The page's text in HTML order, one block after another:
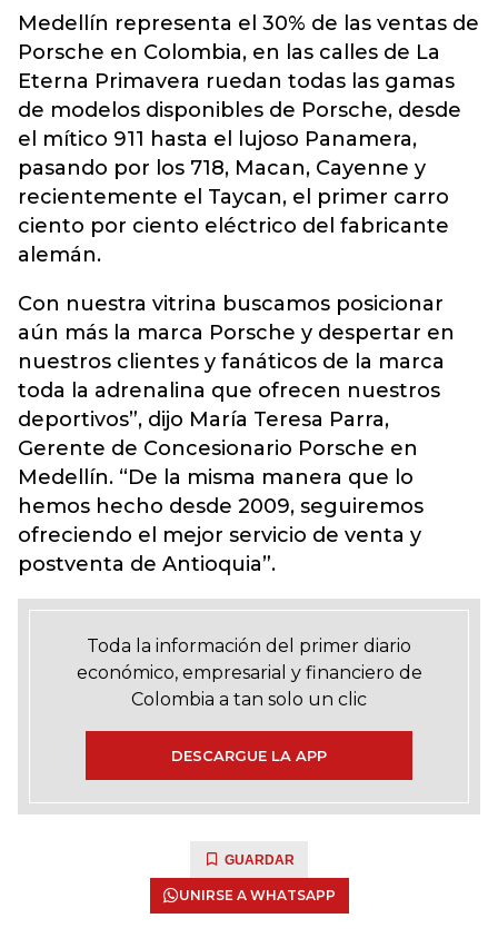
Medellín representa el 30% de las ventas de
Porsche en Colombia, en las calles de La
Eterna Primavera ruedan todas las gamas
de modelos disponibles de Porsche, desde
el mítico 911 hasta el lujoso Panamera,
pasando por los 718, Macan, Cayenne y
recientemente el Taycan, el primer carro
ciento por ciento eléctrico del fabricante
alemán.
Con nuestra vitrina buscamos posicionar
aún más la marca Porsche y despertar en
nuestros clientes y fanáticos de la marca
toda la adrenalina que ofrecen nuestros
deportivos”, dijo María Teresa Parra,
Gerente de Concesionario Porsche en
Medellín. “De la misma manera que lo
hemos hecho desde 2009, seguiremos
ofreciendo el mejor servicio de venta y
postventa de Antioquia”.
Toda la información del primer diario
económico, empresarial y financiero de
Colombia a tan solo un clic
DESCARGUE LA APP
GUARDAR
UNIRSE A WHATSAPP